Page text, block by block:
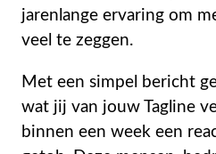
jarenlange ervaring om
veel te zeggen.
Met een simpel bericht
wat jij van jouw Tagline
binnen een week een